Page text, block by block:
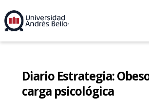
Diario Estrategia:
carga psicológica